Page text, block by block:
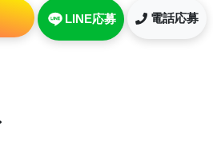
LINE応募 電話応募